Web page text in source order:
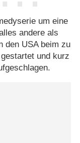
um eine
andere als
den USA beim zu
und kurz